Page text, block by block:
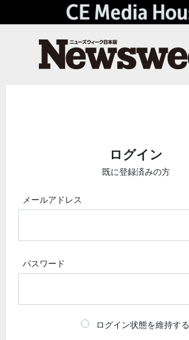
ログイン
既に登録済みの方
メールアドレス
パスワード
ログイン状態を維持する